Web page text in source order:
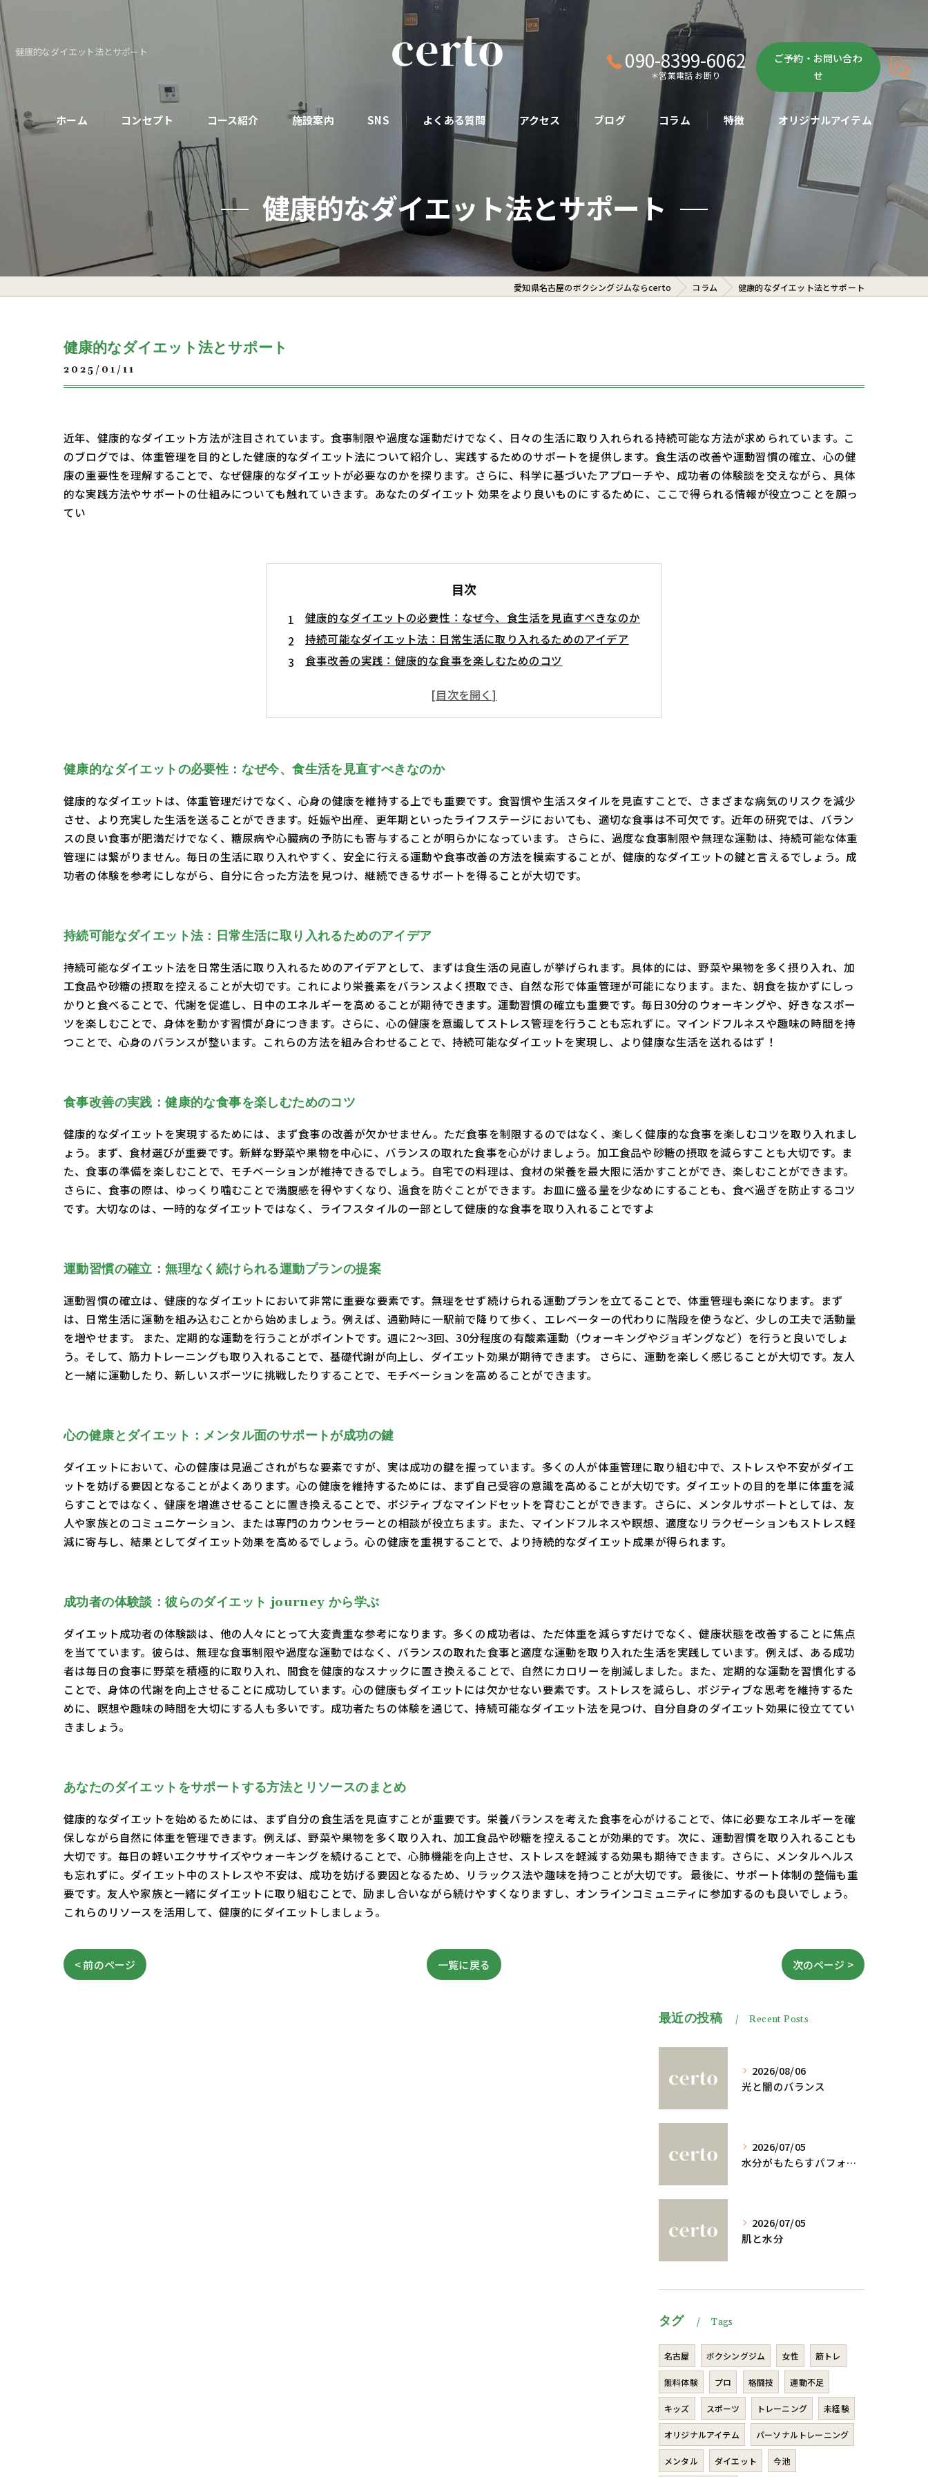
健康的なダイエット法とサポート 090-8399-6062
＊営業電話 お断り
ご予約・お問い合わ
せ
ホーム コンセプト コース紹介
パーソナルコース
初めての方へ
施設案内 SNS よくある質問 アクセス ブログ コラム 特徴
ボクササイズ
パーソナル
ボディメイク
初心者
ダイエット
オリジナルアイテム
健康的なダイエット法とサポート
愛知県名古屋のボクシングジムならcerto コラム 健康的なダイエット法とサポート
健康的なダイエット法とサポート
2025/01/11
近年、健康的なダイエット方法が注目されています。食事制限や過度な運動だけでなく、日々の生活に取り入れられる持続可能な方法が求められています。こ
のブログでは、体重管理を目的とした健康的なダイエット法について紹介し、実践するためのサポートを提供します。食生活の改善や運動習慣の確立、心の健
康の重要性を理解することで、なぜ健康的なダイエットが必要なのかを探ります。さらに、科学に基づいたアプローチや、成功者の体験談を交えながら、具体
的な実践方法やサポートの仕組みについても触れていきます。あなたのダイエット 効果をより良いものにするために、ここで得られる情報が役立つことを願っ
てい
目次
健康的なダイエットの必要性：なぜ今、食生活を見直すべきなのか
持続可能なダイエット法：日常生活に取り入れるためのアイデア
食事改善の実践：健康的な食事を楽しむためのコツ
心の健康とダイエット：メンタル面のサポートが成功の鍵
健康的なダイエットの必要性：なぜ今、食生活を見直すべきなのか
健康的なダイエットは、体重管理だけでなく、心身の健康を維持する上でも重要です。食習慣や生活スタイルを見直すことで、さまざまな病気のリスクを減少
させ、より充実した生活を送ることができます。妊娠や出産、更年期といったライフステージにおいても、適切な食事は不可欠です。近年の研究では、バラン
スの良い食事が肥満だけでなく、糖尿病や心臓病の予防にも寄与することが明らかになっています。 さらに、過度な食事制限や無理な運動は、持続可能な体重
管理には繋がりません。毎日の生活に取り入れやすく、安全に行える運動や食事改善の方法を模索することが、健康的なダイエットの鍵と言えるでしょう。成
功者の体験を参考にしながら、自分に合った方法を見つけ、継続できるサポートを得ることが大切です。
持続可能なダイエット法：日常生活に取り入れるためのアイデア
持続可能なダイエット法を日常生活に取り入れるためのアイデアとして、まずは食生活の見直しが挙げられます。具体的には、野菜や果物を多く摂り入れ、加
工食品や砂糖の摂取を控えることが大切です。これにより栄養素をバランスよく摂取でき、自然な形で体重管理が可能になります。また、朝食を抜かずにしっ
かりと食べることで、代謝を促進し、日中のエネルギーを高めることが期待できます。運動習慣の確立も重要です。毎日30分のウォーキングや、好きなスポー
ツを楽しむことで、身体を動かす習慣が身につきます。さらに、心の健康を意識してストレス管理を行うことも忘れずに。マインドフルネスや趣味の時間を持
つことで、心身のバランスが整います。これらの方法を組み合わせることで、持続可能なダイエットを実現し、より健康な生活を送れるはず！
食事改善の実践：健康的な食事を楽しむためのコツ
健康的なダイエットを実現するためには、まず食事の改善が欠かせません。ただ食事を制限するのではなく、楽しく健康的な食事を楽しむコツを取り入れまし
ょう。まず、食材選びが重要です。新鮮な野菜や果物を中心に、バランスの取れた食事を心がけましょう。加工食品や砂糖の摂取を減らすことも大切です。ま
た、食事の準備を楽しむことで、モチベーションが維持できるでしょう。自宅での料理は、食材の栄養を最大限に活かすことができ、楽しむことができます。
さらに、食事の際は、ゆっくり噛むことで満腹感を得やすくなり、過食を防ぐことができます。お皿に盛る量を少なめにすることも、食べ過ぎを防止するコツ
です。大切なのは、一時的なダイエットではなく、ライフスタイルの一部として健康的な食事を取り入れることですよ
運動習慣の確立：無理なく続けられる運動プランの提案
運動習慣の確立は、健康的なダイエットにおいて非常に重要な要素です。無理をせず続けられる運動プランを立てることで、体重管理も楽になります。まず
は、日常生活に運動を組み込むことから始めましょう。例えば、通勤時に一駅前で降りて歩く、エレベーターの代わりに階段を使うなど、少しの工夫で活動量
を増やせます。 また、定期的な運動を行うことがポイントです。週に2〜3回、30分程度の有酸素運動（ウォーキングやジョギングなど）を行うと良いでしょ
う。そして、筋力トレーニングも取り入れることで、基礎代謝が向上し、ダイエット効果が期待できます。 さらに、運動を楽しく感じることが大切です。友人
と一緒に運動したり、新しいスポーツに挑戦したりすることで、モチベーションを高めることができます。
心の健康とダイエット：メンタル面のサポートが成功の鍵
ダイエットにおいて、心の健康は見過ごされがちな要素ですが、実は成功の鍵を握っています。多くの人が体重管理に取り組む中で、ストレスや不安がダイエ
ットを妨げる要因となることがよくあります。心の健康を維持するためには、まず自己受容の意識を高めることが大切です。ダイエットの目的を単に体重を減
らすことではなく、健康を増進させることに置き換えることで、ポジティブなマインドセットを育むことができます。さらに、メンタルサポートとしては、友
人や家族とのコミュニケーション、または専門のカウンセラーとの相談が役立ちます。また、マインドフルネスや瞑想、適度なリラクゼーションもストレス軽
減に寄与し、結果としてダイエット効果を高めるでしょう。心の健康を重視することで、より持続的なダイエット成果が得られます。
成功者の体験談：彼らのダイエット journey から学ぶ
ダイエット成功者の体験談は、他の人々にとって大変貴重な参考になります。多くの成功者は、ただ体重を減らすだけでなく、健康状態を改善することに焦点
を当てています。彼らは、無理な食事制限や過度な運動ではなく、バランスの取れた食事と適度な運動を取り入れた生活を実践しています。例えば、ある成功
者は毎日の食事に野菜を積極的に取り入れ、間食を健康的なスナックに置き換えることで、自然にカロリーを削減しました。また、定期的な運動を習慣化する
ことで、身体の代謝を向上させることに成功しています。心の健康もダイエットには欠かせない要素です。ストレスを減らし、ポジティブな思考を維持するた
めに、瞑想や趣味の時間を大切にする人も多いです。成功者たちの体験を通じて、持続可能なダイエット法を見つけ、自分自身のダイエット効果に役立ててい
きましょう。
あなたのダイエットをサポートする方法とリソースのまとめ
健康的なダイエットを始めるためには、まず自分の食生活を見直すことが重要です。栄養バランスを考えた食事を心がけることで、体に必要なエネルギーを確
保しながら自然に体重を管理できます。例えば、野菜や果物を多く取り入れ、加工食品や砂糖を控えることが効果的です。 次に、運動習慣を取り入れることも
大切です。毎日の軽いエクササイズやウォーキングを続けることで、心肺機能を向上させ、ストレスを軽減する効果も期待できます。さらに、メンタルヘルス
も忘れずに。ダイエット中のストレスや不安は、成功を妨げる要因となるため、リラックス法や趣味を持つことが大切です。 最後に、サポート体制の整備も重
要です。友人や家族と一緒にダイエットに取り組むことで、励まし合いながら続けやすくなりますし、オンラインコミュニティに参加するのも良いでしょう。
これらのリソースを活用して、健康的にダイエットしましょう。
< 前のページ 一覧に戻る 次のページ >
最近の投稿 Recent Posts
2026/08/06
光と闇のバランス
2026/07/05
水分がもたらすパフォーマンスへの影響
2026/07/05
肌と水分
タグ Tags
名古屋 ボクシングジム 女性 筋トレ
無料体験 プロ 格闘技 運動不足
キッズ スポーツ トレーニング 未経験
オリジナルアイテム パーソナルトレーニング
メンタル ダイエット 今池